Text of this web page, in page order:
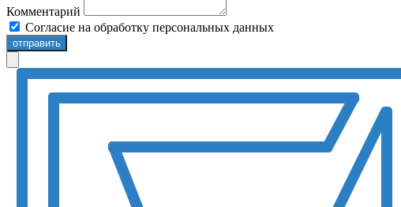
Комментарий
Согласие на обработку персональных данных
отправить